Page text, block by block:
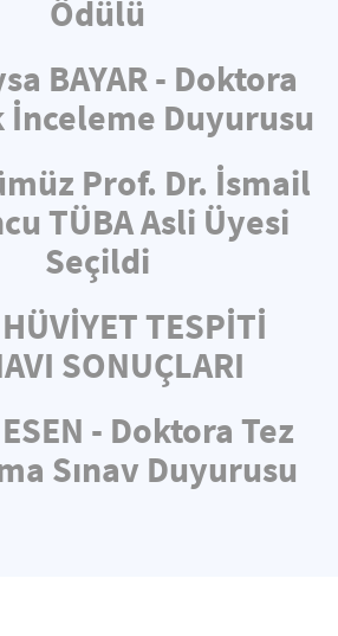
Ödülü
BAYAR - Doktora
İnceleme Duyurusu
Prof. Dr. İsmail
TÜBA Asli Üyesi
Seçildi
TESPİTİ
SONUÇLARI
- Doktora Tez
Sınav Duyurusu